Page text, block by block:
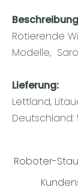
Rotierende
Modelle,
Lieferung:
Lettland,
Deutschland:
Roboter-